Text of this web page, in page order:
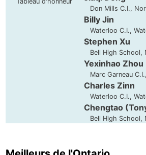
Don Mills C.I.,
Billy Jin
Waterloo C.I.,
Stephen Xu
Bell High School,
Yexinhao Zhou
Marc Garneau
Charles Zinn
Waterloo C.I.,
Chengtao
Bell High School,